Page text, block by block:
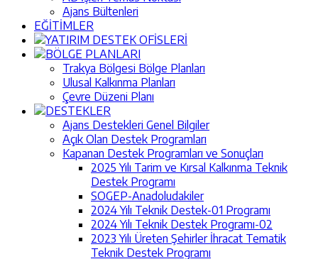
Ajans Bültenleri
EĞİTİMLER
YATIRIM DESTEK OFİSLERİ
BÖLGE PLANLARI
Trakya Bölgesi Bölge Planları
Ulusal Kalkınma Planları
Çevre Düzeni Planı
DESTEKLER
Ajans Destekleri Genel Bilgiler
Açık Olan Destek Programları
Kapanan Destek Programları ve Sonuçları
2025 Yılı Tarim ve Kırsal Kalkınma Teknik
Destek Programı
SOGEP-Anadoludakiler
2024 Yılı Teknik Destek-01 Programı
2024 Yılı Teknik Destek Programı-02
2023 Yılı Üreten Şehirler İhracat Tematik
Teknik Destek Programı